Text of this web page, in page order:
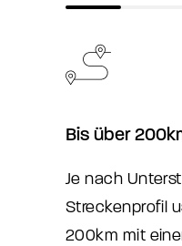
Bis über
Je nach
Streckenprofil
200km mit